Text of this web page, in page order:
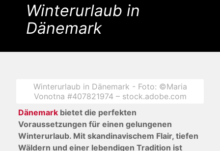
Winterurlaub in
Dänemark
Winterurlaub in Dänemark - Foto: ©Maria
Vonotna #407821974 – stock.adobe.com
Dänemarkbietet die perfekten
Voraussetzungen für einen gelungenen
Winterurlaub. Mit skandinavischem Flair, tiefen
Wäldern und einer lebendigen Tradition ist